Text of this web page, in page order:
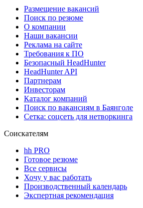
Размещение вакансий
Поиск по резюме
О компании
Наши вакансии
Реклама на сайте
Требования к ПО
Безопасный HeadHunter
HeadHunter API
Партнерам
Инвесторам
Каталог компаний
Поиск по вакансиям в Баянголе
Сетка: соцсеть для нетворкинга
Соискателям
hh PRO
Готовое резюме
Все сервисы
Хочу у вас работать
Производственный календарь
Экспертная рекомендация